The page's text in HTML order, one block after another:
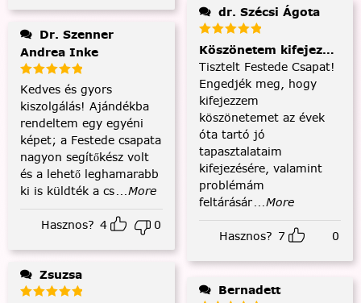
Andrea Inke
Kedves és gyors
kiszolgálás! Ajándékba
rendeltem egy egyéni
képet; a Festede csapata
nagyon segítőkész volt
és a lehető leghamarabb
ki is küldték a cs...More
Hasznos? 4 0
Zsuzsa
dr. Szécsi Ágota
Köszönetem kifejezése
Tisztelt Festede Csapat!
Engedjék meg, hogy
kifejezzem
köszönetemet az évek
óta tartó jó
tapasztalataim
kifejezésére, valamint
problémám
feltárásár...More
Hasznos? 7 0
Bernadett